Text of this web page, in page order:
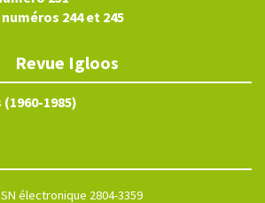
244 et 245
Revue Igloos
1985)
électronique 2804-3359